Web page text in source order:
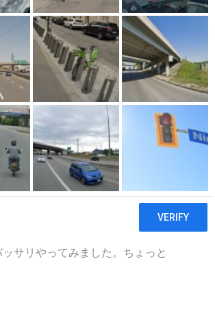
Pocket
、ございます。
サリやってみました。ちょっと